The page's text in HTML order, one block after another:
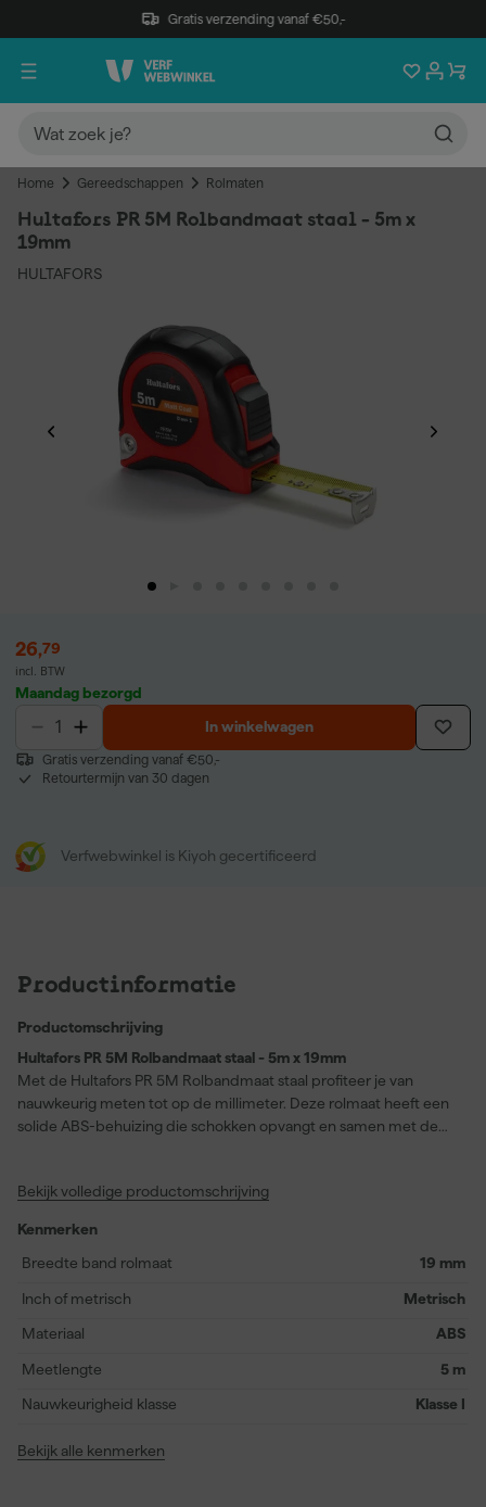
Gratis verzending vanaf €50,-
Home Gereedschappen Rolmaten
Hultafors PR 5M Rolbandmaat staal - 5m x
19mm
HULTAFORS
26,79
incl. BTW
Maandag bezorgd
In winkelwagen
Gratis verzending vanaf €50,-
Retourtermijn van 30 dagen
Verfwebwinkel is Kiyoh gecertificeerd
Productinformatie
Productomschrijving
Hultafors PR 5M Rolbandmaat staal - 5m x 19mm
Met de Hultafors PR 5M Rolbandmaat staal profiteer je van
nauwkeurig meten tot op de millimeter. Deze rolmaat heeft een
solide ABS-behuizing die schokken opvangt en samen met de
mm breed is voorzien van een slijtvaste, haarscherpe inkjet-
Door de klasse I nauwkeurigheid ben je verzekerd van een zeer
precieze meting. De band heeft een soepele,
band stevig op zijn plek houdt. Een sterke roestvrije eindhaak
met versterkingsplaat en metalen hanger garandeert veilig
zodat je altijd lang plezier hebt van je gereedschap.
Bekijk volledige productomschrijving
Kenmerken
Breedte band rolmaat
19 mm
Inch of metrisch Metrisch
Materiaal ABS
Meetlengte 5 m
Nauwkeurigheid klasse Klasse I
Bekijk alle kenmerken